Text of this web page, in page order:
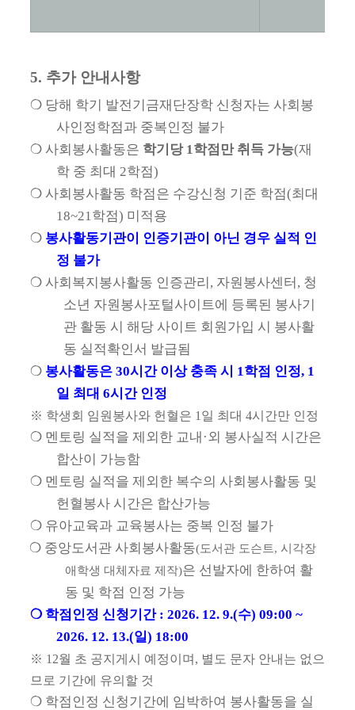
5. 추가 안내사항
❍ 당해 학기 발전기금재단장학 신청자는 사회봉
사인정학점과 중복인정 불가
❍ 사회봉사활동은 학기당 1 학점만 취득 가능(재
학 중 최대 2학점)
❍ 사회봉사활동 학점은 수강신청 기준 학점(최대
18~21 학점) 미적용
❍ 봉사활동기관이 인증기관이 아닌 경우 실적 인
정 불가
❍ 사회복지봉사활동 인증관리 , 자원봉사센터 , 청
소년 자원봉사포털사이트에 등록된 봉사기
관 활동 시 해당 사이트 회원가입 시 봉사활
동 실적확인서 발급됨
❍ 봉사활동은 30시간 이상 충족 시 1 학점 인정, 1
일 최대 6시간 인정
※ 학생회 임원봉사와 헌혈은 1 일 최대 4시간만 인정
❍ 멘토링 실적을 제외한 교내 ·외 봉사실적 시간은
합산이 가능함
❍ 멘토링 실적을 제외한 복수의 사회봉사활동 및
헌혈봉사 시간은 합산가능
❍ 유아교육과 교육봉사는 중복 인정 불가
❍ 중앙도서관 사회봉사활동(도서관 도슨트,시각장
애학생 대체자료 제작)은 선발자에 한하여 활
동 및 학점 인정 가능
❍ 학점인정 신청기간 : 2026. 12. 9.(수) 09:00 ~
2026. 12. 13.(일) 18:00
※ 12월 초 공지게시 예정이며 , 별도 문자 안내는 없으
므로 기간에 유의할 것
❍ 학점인정 신청기간에 임박하여 봉사활동을 실